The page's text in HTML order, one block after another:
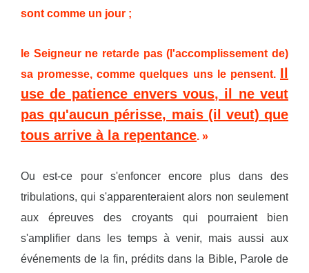
sont comme un jour ;
le Seigneur ne retarde pas (l'accomplissement de)
sa promesse, comme quelques uns le pensent. Il
use de patience envers vous, il ne veut
pas qu'aucun périsse, mais (il veut) que
tous arrive à la repentance. »
Ou est-ce pour s'enfoncer encore plus dans des
tribulations, qui s'apparenteraient alors non seulement
aux épreuves des croyants qui pourraient bien
s'amplifier dans les temps à venir, mais aussi aux
événements de la fin, prédits dans la Bible, Parole de